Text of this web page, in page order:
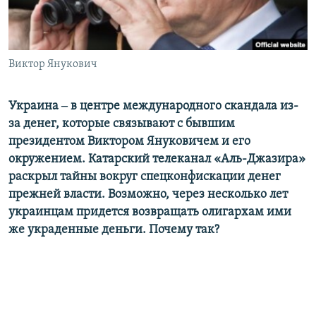
ПОБЕДИТЕЛЕЙ НЕ СУДЯТ?
КРЫМ.НЕПОКОРЕННЫЙ
ELIFBE
ПРИСОЕДИНЯЙТЕСЬ!
Все сайты RFE/RL
Виктор Янукович
Украина ‒ в центре международного скандала из-
за денег, которые связывают с бывшим
президентом Виктором Януковичем и его
окружением. Катарский телеканал «Аль-Джазира»
раскрыл тайны вокруг спецконфискации денег
прежней власти. Возможно, через несколько лет
украинцам придется возвращать олигархам ими
же украденные деньги. Почему так?